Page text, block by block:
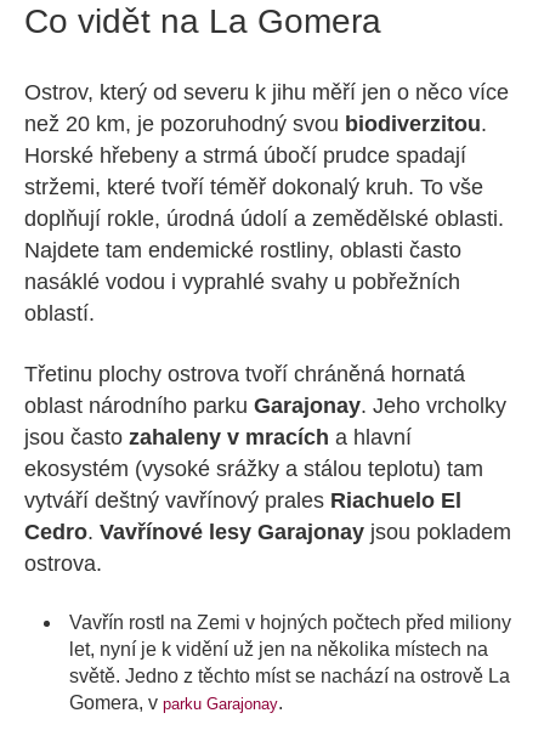
Co vidět na La Gomera
Ostrov, který od severu k jihu měří jen o něco více
než 20 km, je pozoruhodný svou biodiverzitou.
Horské hřebeny a strmá úbočí prudce spadají
stržemi, které tvoří téměř dokonalý kruh. To vše
doplňují rokle, úrodná údolí a zemědělské oblasti.
Najdete tam endemické rostliny, oblasti často
nasáklé vodou i vyprahlé svahy u pobřežních
oblastí.
Třetinu plochy ostrova tvoří chráněná hornatá
oblast národního parku Garajonay. Jeho vrcholky
jsou často zahaleny v mracích a hlavní
ekosystém (vysoké srážky a stálou teplotu) tam
vytváří deštný vavřínový prales Riachuelo El
Cedro. Vavřínové lesy Garajonay jsou pokladem
ostrova.
Vavřín rostl na Zemi v hojných počtech před miliony
let, nyní je k vidění už jen na několika místech na
světě. Jedno z těchto míst se nachází na ostrově La
Gomera, v parku Garajonay.